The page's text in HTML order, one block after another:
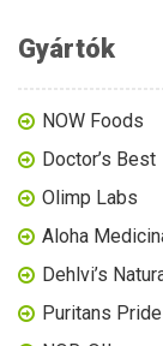
Gyártók
NOW Foods
Doctor’s Best
Olimp Labs
Aloha
Dehlvi’s
Puritans Pride